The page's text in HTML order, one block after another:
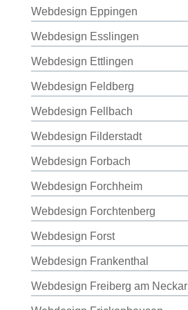
Webdesign Eppingen
Webdesign Esslingen
Webdesign Ettlingen
Webdesign Feldberg
Webdesign Fellbach
Webdesign Filderstadt
Webdesign Forbach
Webdesign Forchheim
Webdesign Forchtenberg
Webdesign Forst
Webdesign Frankenthal
Webdesign Freiberg am Neckar